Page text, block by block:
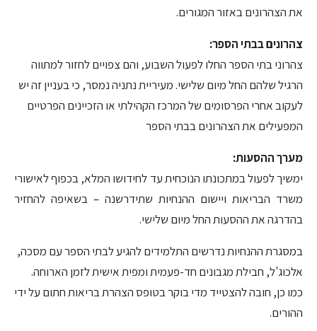
את הצהרונים באזור המגורים.
צהרונים בבתי הספר:
צהרוני בתי הספר החלו לפעול השבוע, והם צפויים לחזור למתווה
הרגיל שלהם החל מיום שלישי. מעיריית נתניה נמסר, כי בעניין זה יש
לעקוב אחרי הפרסומים של המרכז הקהילתי או הזכיינים הפרטיים
המפעילים את הצהרונים בבתי הספר
מערך ההסעות:
ימשיך לפעול במתכונתו הנוכחית עד לחידושו המלא, בכפוף לאישורי
משרד הבריאות ויישום ההנחיות שתידרשנה – בשאיפה להחזיר
בהדרגה את ההסעות החל מיום שלישי.
במסגרת ההנחיות נדרשים התלמידים להגיע לבתי הספר עם מסכה,
אלכוג'ל, חבילת מגבונים חד-פעמית ומפית אישית לזמן הארוחה.
כמו כן, חובה להצטייד מדי בוקר בטופס הצהרת בריאות חתום על ידי
ההורים.